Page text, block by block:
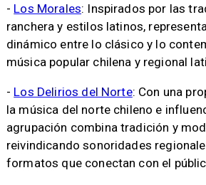
- Los Morales: Inspirados por las
ranchera y estilos latinos,
dinámico entre lo clásico y lo
música popular chilena y regional
- Los Delirios del Norte: Con una
la música del norte chileno e
agrupación combina tradición y
reivindicando sonoridades
formatos que conectan con el